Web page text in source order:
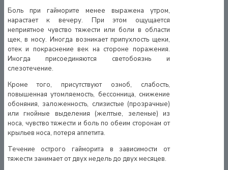
Боль при гайморите менее выражена утром,
нарастает к вечеру. При этом ощущается
неприятное чувство тяжести или боли в области
щек, в носу. Иногда возникает припухлость щеки,
отек и покраснение век на стороне поражения.
Иногда присоединяются светобоязнь и
слезотечение.
Кроме того, присутствуют озноб, слабость,
повышенная утомляемость, бессонница, снижение
обоняния, заложенность, слизистые (прозрачные)
или гнойные выделения (желтые, зеленые) из
носа, чувство тяжести и боль по обеим сторонам от
крыльев носа, потеря аппетита.
Течение острого гайморита в зависимости от
тяжести занимает от двух недель до двух месяцев.